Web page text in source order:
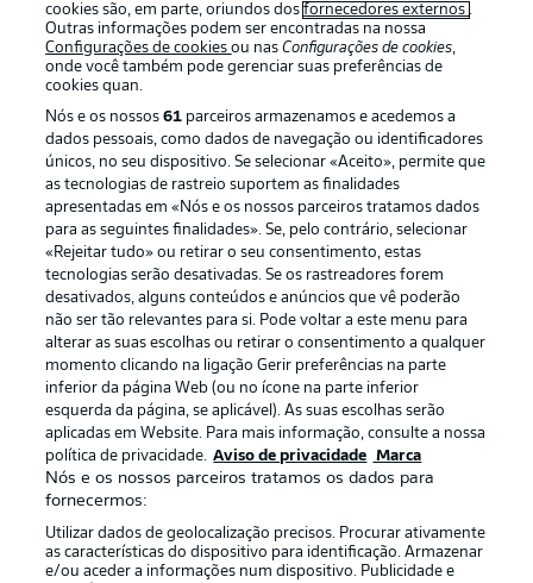
Publicidade Avisos legais
Gerir preferências Aviso de privacidade
Emissoras
Trabalhe conosco Marca
Contato Jogadores
cookies são, em parte, oriundos dosfornecedores externos .
Outras informações podem ser encontradas na nossa
Configurações de cookiesou nasConfigurações de cookies,
onde você também pode gerenciar suas preferências de
cookies quan.
Nós e os nossos61 parceiros armazenamos e acedemos a
dados pessoais, como dados de navegação ou identificadores
únicos, no seu dispositivo. Se selecionar «Aceito», permite que
as tecnologias de rastreio suportem as finalidades
apresentadas em «Nós e os nossos parceiros tratamos dados
para as seguintes finalidades». Se, pelo contrário, selecionar
«Rejeitar tudo» ou retirar o seu consentimento, estas
tecnologias serão desativadas. Se os rastreadores forem
desativados, alguns conteúdos e anúncios que vê poderão
não ser tão relevantes para si. Pode voltar a este menu para
alterar as suas escolhas ou retirar o consentimento a qualquer
momento clicando na ligação Gerir preferências na parte
inferior da página Web (ou no ícone na parte inferior
esquerda da página, se aplicável). As suas escolhas serão
aplicadas em Website. Para mais informação, consulte a nossa
política de privacidade. Aviso de privacidade Marca
Nós e os nossos parceiros tratamos os dados para
fornecermos:
Utilizar dados de geolocalização precisos. Procurar ativamente
as características do dispositivo para identificação. Armazenar
e/ou aceder a informações num dispositivo. Publicidade e